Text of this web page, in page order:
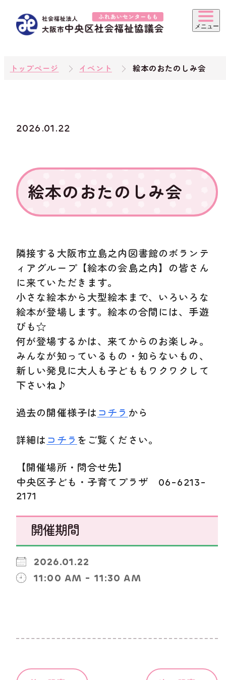
トップページ イベント 絵本のおたのしみ会
2026.01.22
絵本のおたのしみ会
隣接する大阪市立島之内図書館のボランテ
ィアグループ【絵本の会島之内】の皆さん
に来ていただきます。
小さな絵本から大型絵本まで、いろいろな
絵本が登場します。絵本の合間には、手遊
びも☆
何が登場するかは、来てからのお楽しみ。
みんなが知っているもの・知らないもの、
新しい発見に大人も子どももワクワクして
下さいね♪
過去の開催様子は コチラ から
詳細は コチラ をご覧ください。
【開催場所・問合せ先】
中央区子ども・子育てプラザ 06-6213-
2171
開催期間
2026.01.22
11:00 AM - 11:30 AM